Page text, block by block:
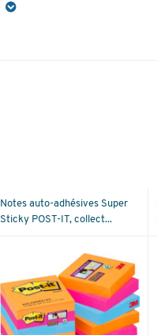
Notes auto-adhésives Super
Sticky POST-IT, collect...